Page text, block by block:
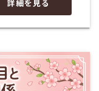
詳細を見る